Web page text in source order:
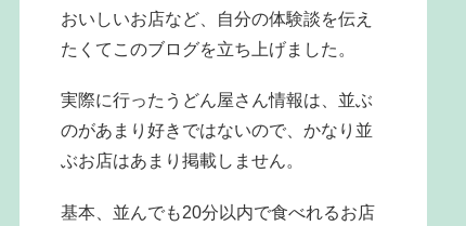
おいしいお店など、自分の体験談を伝え
たくてこのブログを立ち上げました。
実際に行ったうどん屋さん情報は、並ぶ
のがあまり好きではないので、かなり並
ぶお店はあまり掲載しません。
基本、並んでも20分以内で食べれるお店